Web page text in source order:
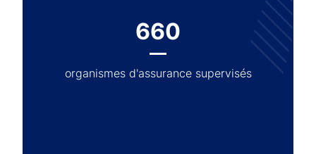
660
organismes d'assurance supervisés